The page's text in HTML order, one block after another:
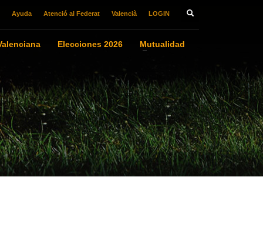
Ayuda Atenció al Federat Valencià LOGIN
Elecciones 2026 Mutualidad